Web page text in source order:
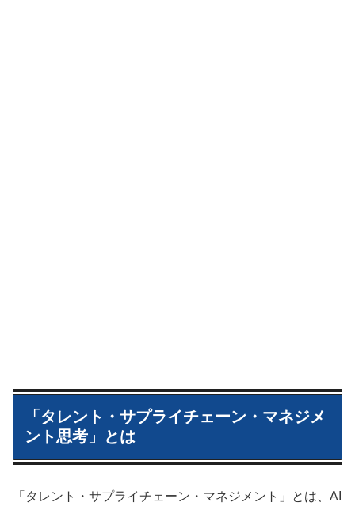
「タレント・サプライチェーン・マネジメ
ント思考」とは
「タレント・サプライチェーン・マネジメント」とは、AI